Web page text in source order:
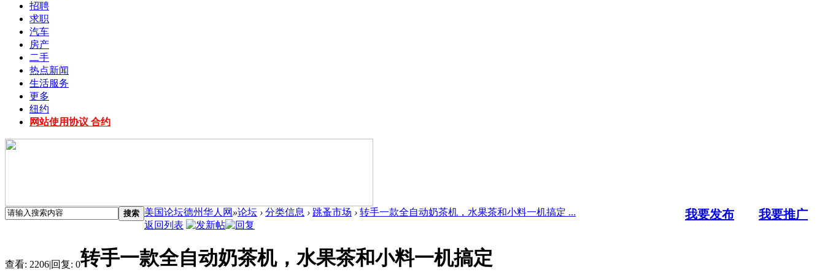
招聘
求职
汽车
房产
二手
热点新闻
生活服务
更多
纽约
网站使用协议 合约
搜索 我要发布 我要推广
美国论坛德州华人网 »论坛 › 分类信息 › 跳蚤市场 › 转手一款全自动奶茶机，水果茶和小料一机搞定 ...
返回列表
查看: 2206|回复: 0转手一款全自动奶茶机，水果茶和小料一机搞定